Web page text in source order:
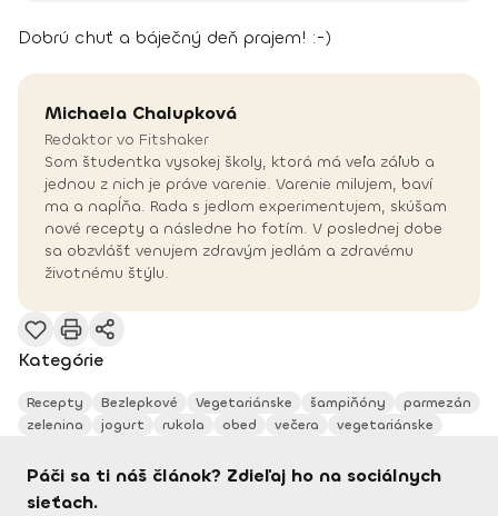
Dobrú chuť a báječný deň prajem! :-)
Michaela Chalupková
Redaktor vo Fitshaker
Som študentka vysokej školy, ktorá má veľa záľub a
jednou z nich je práve varenie. Varenie milujem, baví
ma a napĺňa. Rada s jedlom experimentujem, skúšam
nové recepty a následne ho fotím. V poslednej dobe
sa obzvlášť venujem zdravým jedlám a zdravému
životnému štýlu.
Kategórie
Recepty Bezlepkové Vegetariánske šampiňóny
parmezán
zelenina
jogurt rukola obed večera vegetariánske
Páči sa ti náš článok? Zdieľaj ho na sociálnych
sieťach.